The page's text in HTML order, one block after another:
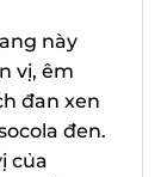
chín
mà.
này
vị, êm
đan